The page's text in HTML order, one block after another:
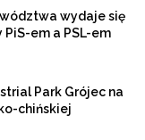
wydaje się
em a PSL-em
Park Grójec na
chińskiej